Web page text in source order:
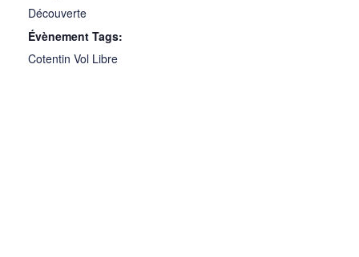
Découverte
Évènement Tags:
Cotentin Vol Libre